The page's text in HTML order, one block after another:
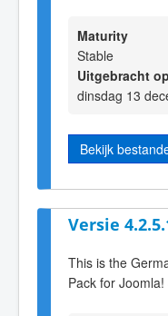
Maturity
Stable
Uitgebracht op
dinsdag 13
Bekijk
Versie
This is the
Pack for